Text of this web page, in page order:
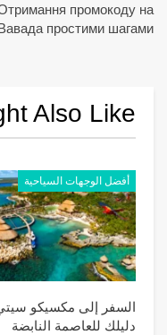
промокоду на
простими шагами
Also Like
أفضل الوجهات السياحية
السفر إلى مكسيكو
دليلك للعاصمة النابضة